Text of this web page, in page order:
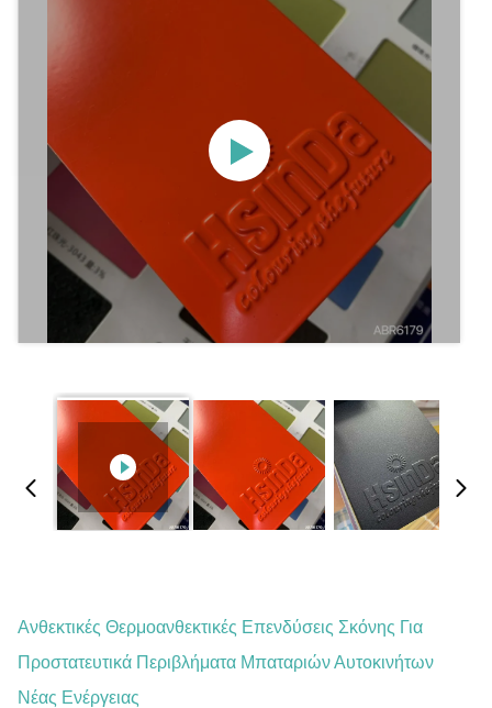
Ανθεκτικές Θερμοανθεκτικές Επενδύσεις Σκόνης Για
Προστατευτικά Περιβλήματα Μπαταριών Αυτοκινήτων
Νέας Ενέργειας